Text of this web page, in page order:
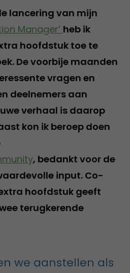
lancering van mijn
Manager’ heb ik
hoofdstuk toe te
De voorbije maanden
vragen en
deelnemers aan
verhaal is daarop
kon ik beroep doen
, bedankt voor de
input. Co-
hoofdstuk geeft
terugkerende
we aanstellen als